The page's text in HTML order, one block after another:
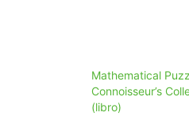
Mathematical
Connoisseur’s
(libro)